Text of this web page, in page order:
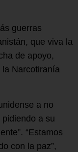
guerras
que viva la
de apoyo,
la Narcotiranía
a no
a su
“Estamos
con la paz”,